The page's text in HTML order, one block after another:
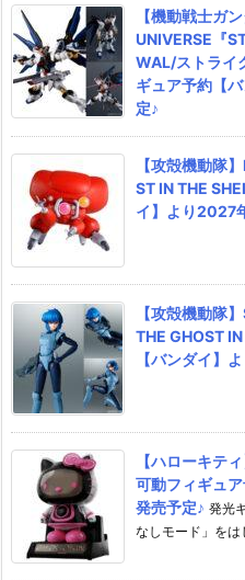
【機動戦士ガ
UNIVERSE『
WAL/ストライ
ギュア予約【
定♪
【攻殻機動隊
ST IN THE
イ】より2027
【攻殻機動隊
THE GHOST
【バンダイ】
【ハローキテ
可動フィギュ
発売予定♪ 発光
なしモード」をは